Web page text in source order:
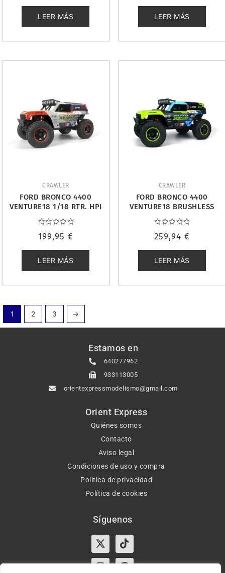
de
5LEER MÁS
de
5LEER MÁS
CRAWLER
FORD BRONCO 4400
VENTURE18 1/18 RTR. HPI
160887
con
de
5
199,95 €
LEER MÁS
CRAWLER
FORD BRONCO 4400
VENTURE18 BRUSHLESS
1/18 RTR. HPI 160805
con
de
5
259,94 €
LEER MÁS
1 2 3 →
Estamos en
640277962
933113005
orientexpressmodelismo@gmail.com
Orient Express
Quiénes somos
Contacto
Aviso legal
Condiciones de uso y compra
Política de privacidad
Política de cookies
Síguenos
X-
twitter
Tiktok
InstagramFacebook